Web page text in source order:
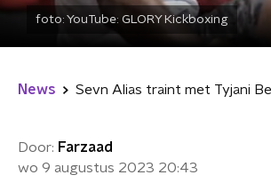
foto: YouTube: GLORY Kickboxing
News
Door: Farzaad
wo 9 augustus 2023 20:43